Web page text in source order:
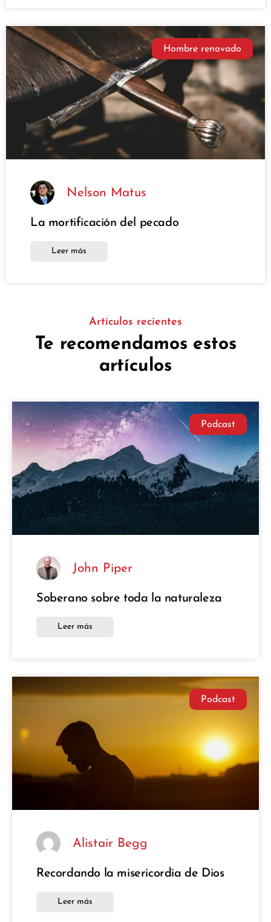
Hombre renovado
Nelson Matus
La mortificación del pecado
Leer más
Artículos recientes
Te recomendamos estos
artículos
Podcast
John Piper
Soberano sobre toda la naturaleza
Leer más
Podcast
Alistair Begg
Recordando la misericordia de Dios
Leer más